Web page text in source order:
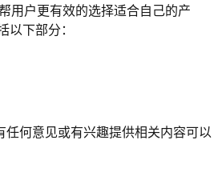
用户更有效的选择适合自己的产
下部分：
何意见或有兴趣提供相关内容可以